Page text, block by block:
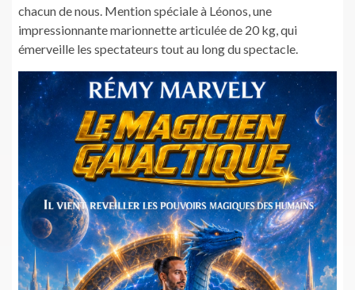
chacun de nous. Mention spéciale à Léonos, une
impressionnante marionnette articulée de 20 kg, qui
émerveille les spectateurs tout au long du spectacle.